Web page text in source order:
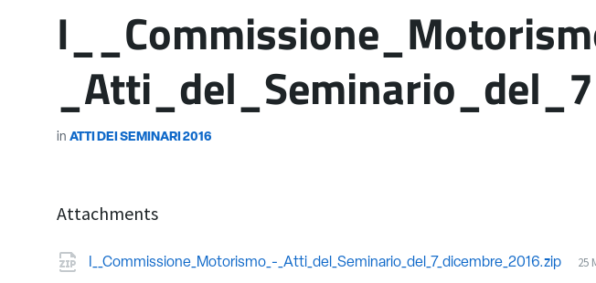
in ATTI DEI SEMINARI 2016
Attachments
I__Commissione_Motorismo_-_Atti_del_Seminario_del_7_dicembre_2016.zip 25